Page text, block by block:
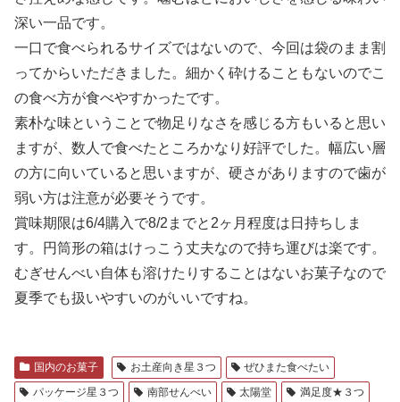
深い一品です。
一口で食べられるサイズではないので、今回は袋のまま割
ってからいただきました。細かく砕けることもないのでこ
の食べ方が食べやすかったです。
素朴な味ということで物足りなさを感じる方もいると思い
ますが、数人で食べたところかなり好評でした。幅広い層
の方に向いていると思いますが、硬さがありますので歯が
弱い方は注意が必要そうです。
賞味期限は6/4購入で8/2までと2ヶ月程度は日持ちしま
す。円筒形の箱はけっこう丈夫なので持ち運びは楽です。
むぎせんべい自体も溶けたりすることはないお菓子なので
夏季でも扱いやすいのがいいですね。
国内のお菓子 お土産向き星３つ
ぜひまた食べたい
パッケージ星３つ
南部せんべい 太陽堂
満足度★３つ